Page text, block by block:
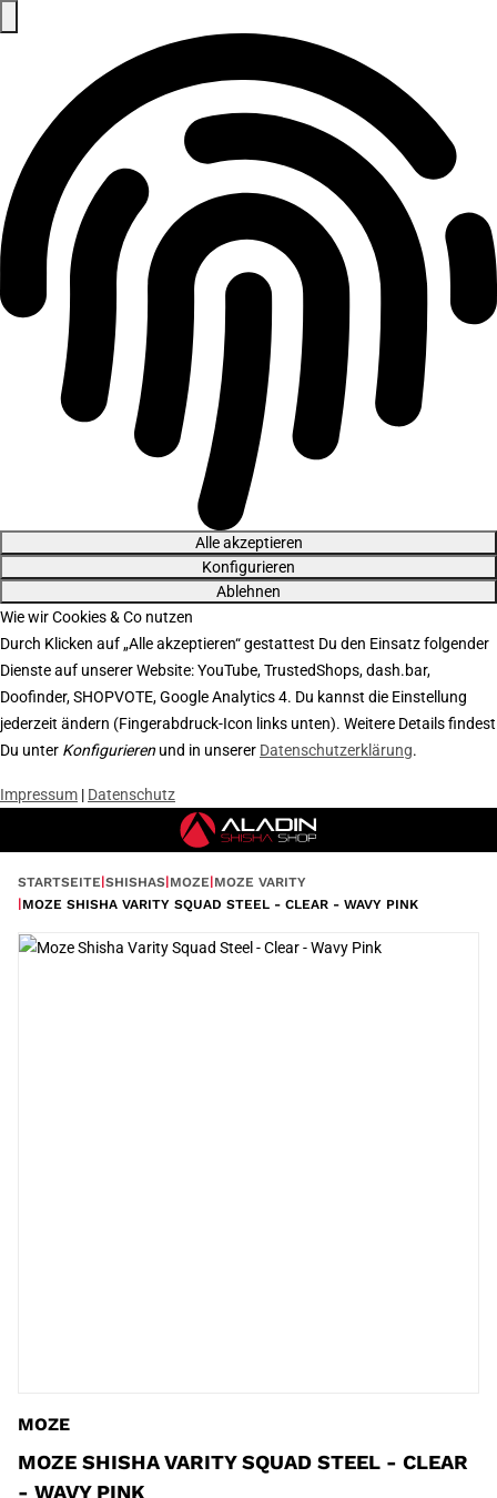
Alle akzeptieren
Konfigurieren
Ablehnen
Wie wir Cookies & Co nutzen
Durch Klicken auf „Alle akzeptieren“ gestattest Du den Einsatz folgender
Dienste auf unserer Website: YouTube, TrustedShops, dash.bar,
Doofinder, SHOPVOTE, Google Analytics 4. Du kannst die Einstellung
jederzeit ändern (Fingerabdruck-Icon links unten). Weitere Details findest
Du unter Konfigurieren und in unserer Datenschutzerklärung.
Impressum | Datenschutz
STARTSEITE SHISHAS MOZE MOZE VARITY
MOZE SHISHA VARITY SQUAD STEEL - CLEAR - WAVY PINK
MOZE
MOZE SHISHA VARITY SQUAD STEEL - CLEAR
- WAVY PINK